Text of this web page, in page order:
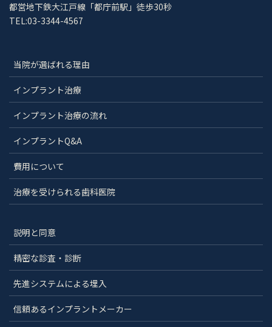
都営地下鉄大江戸線「都庁前駅」徒歩30秒
TEL:03-3344-4567
当院が選ばれる理由
インプラント治療
インプラント治療の流れ
インプラントQ&A
費用について
治療を受けられる歯科医院
説明と同意
精密な診査・診断
先進システムによる埋入
信頼あるインプラントメーカー